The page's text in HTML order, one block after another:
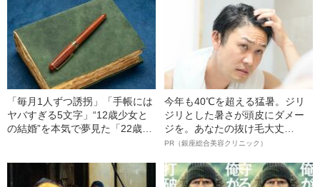
た」と語るワケ《お嬢様時代の
煩悶》
いました」柿谷や宇佐美ともプ
レーした“サッカー選手”が視覚障
害を負った“恐怖の瞬間”を明かす
「毎月1人ずつ誘拐」「手帳には
ヤバすぎる5文字」“12歳少女と
の結婚”を本気で夢見た「22歳男
今年も40℃を超える猛暑。ジリ
ジリとした暑さが頭皮にダメー
ジを。あなたの抜け毛大丈
夫！？
PR（銀座総合美容クリニック）